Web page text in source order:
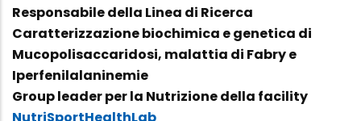
Responsabile della Linea di Ricerca
Caratterizzazione biochimica e genetica di
Mucopolisaccaridosi, malattia di Fabry e
Iperfenilalaninemie
Group leader per la Nutrizione della facility